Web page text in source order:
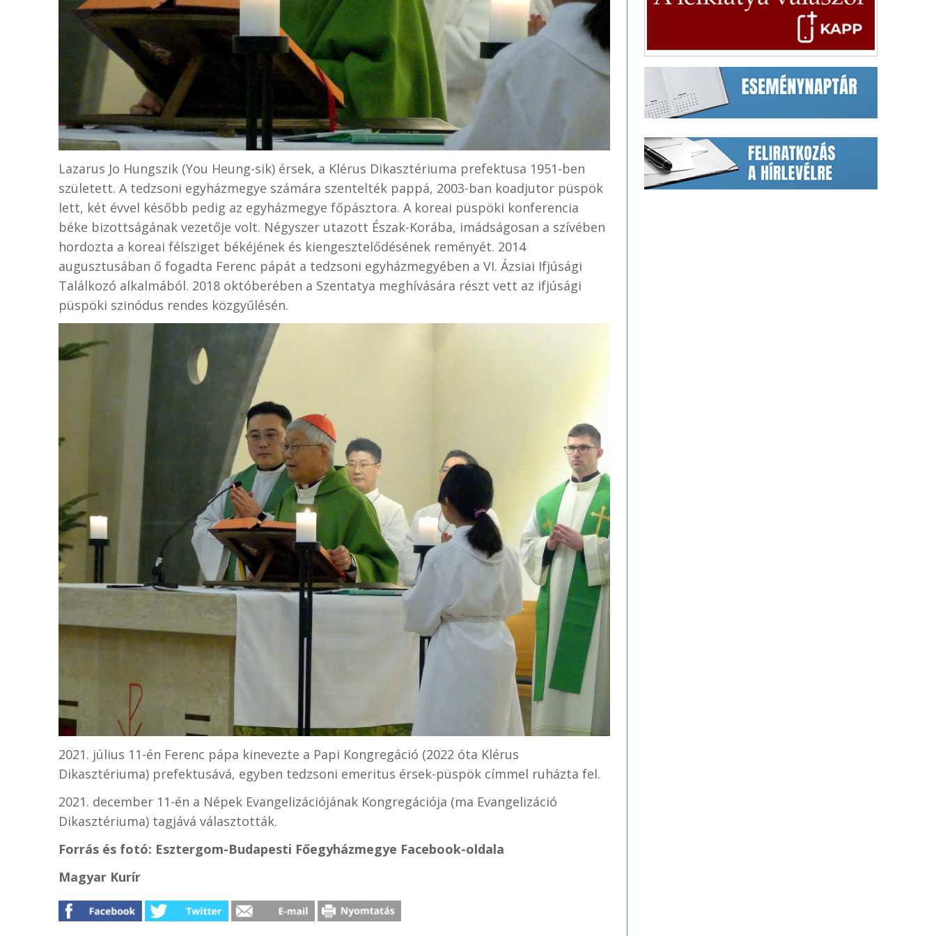
Lazarus Jo Hungszik (You Heung-sik) érsek, a Klérus Dikasztériuma prefektusa 1951-ben
született. A tedzsoni egyházmegye számára szentelték pappá, 2003-ban koadjutor püspök
lett, két évvel később pedig az egyházmegye főpásztora. A koreai püspöki konferencia
béke bizottságának vezetője volt. Négyszer utazott Észak-Korába, imádságosan a szívében
hordozta a koreai félsziget békéjének és kiengesztelődésének reményét. 2014
augusztusában ő fogadta Ferenc pápát a tedzsoni egyházmegyében a VI. Ázsiai Ifjúsági
Találkozó alkalmából. 2018 októberében a Szentatya meghívására részt vett az ifjúsági
püspöki szinódus rendes közgyűlésén.
2021. július 11-én Ferenc pápa kinevezte a Papi Kongregáció (2022 óta Klérus
Dikasztériuma) prefektusává, egyben tedzsoni emeritus érsek-püspök címmel ruházta fel.
2021. december 11-én a Népek Evangelizációjának Kongregációja (ma Evangelizáció
Dikasztériuma) tagjává választották.
Forrás és fotó: Esztergom-Budapesti Főegyházmegye Facebook-oldala
Magyar Kurír